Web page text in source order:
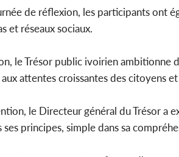
de réflexion, les participants ont
et réseaux sociaux.
le Trésor public ivoirien ambitionne
attentes croissantes des citoyens
le Directeur général du Trésor a
ses principes, simple dans sa